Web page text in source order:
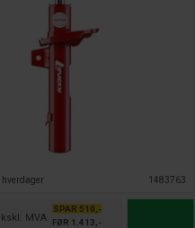
hverdager 1483763
SPAR 510,-
FØR 1.413,-